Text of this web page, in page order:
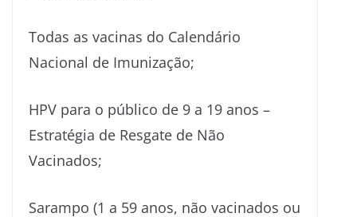
Todas as vacinas do Calendário
Nacional de Imunização;
HPV para o público de 9 a 19 anos –
Estratégia de Resgate de Não
Vacinados;
Sarampo (1 a 59 anos, não vacinados ou